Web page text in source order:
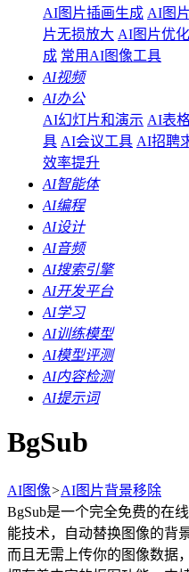
AI图片插画生成 AI图
片无损放大 AI图片优
成 常用AI图像工具
AI视频
AI办公
AI幻灯片和演示 AI表
具 AI会议工具 AI招聘
效率提升
AI智能体
AI编程
AI设计
AI音频
AI搜索引擎
AI开发平台
AI学习
AI训练模型
AI模型评测
AI内容检测
AI提示词
BgSub
AI图像>AI图片背景移除
BgSub是一个完全免费的在
能技术，自动替换图像的背
而且无需上传你的图像数据